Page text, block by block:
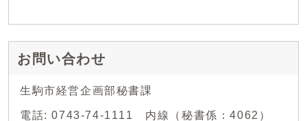
お問い合わせ
生駒市経営企画部秘書課
電話: 0743-74-1111 内線（秘書係：4062）